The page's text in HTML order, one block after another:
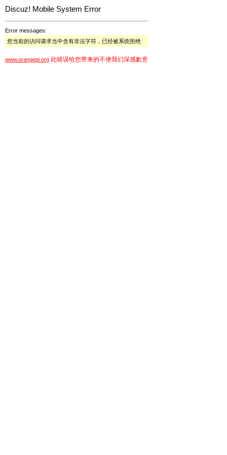
Discuz! Mobile System Error
Error messages:
您当前的访问请求当中含有非法字符，已经被系统拒绝
www.orangepi.org 此错误给您带来的不便我们深感歉意